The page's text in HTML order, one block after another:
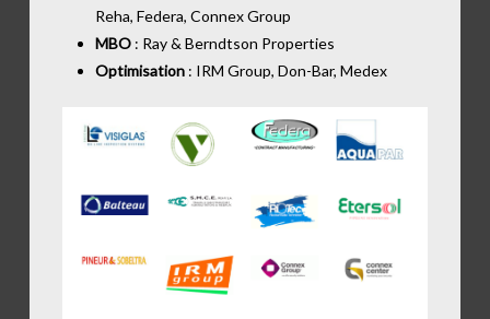
Reha, Federa, Connex Group
MBO: Ray & Berndtson Properties
Optimisation: IRM Group, Don-Bar, Medex